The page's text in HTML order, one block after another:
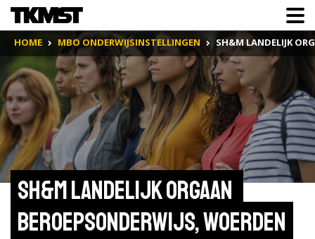
HOME MBO ONDERWIJSINSTELLINGEN SH&M LANDELIJK
SH&M Landelijk Orgaan
Beroepsonderwijs, Woerden